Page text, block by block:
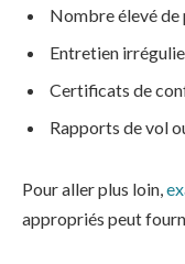
Nombre élevé
Entretien
Certificats de
Rapports de vol
Pour aller plus loin,
appropriés peut